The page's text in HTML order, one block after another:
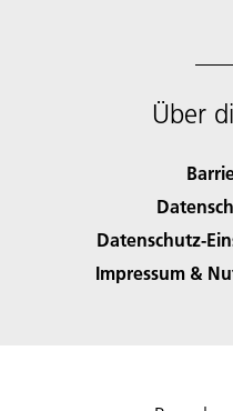
Über
Datenschutz-
Impressum &